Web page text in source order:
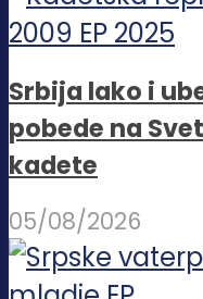
Srbija lako i
pobede na
kadete
05/08/2026